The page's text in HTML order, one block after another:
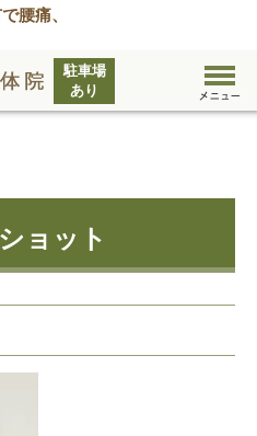
腰痛、
ョット